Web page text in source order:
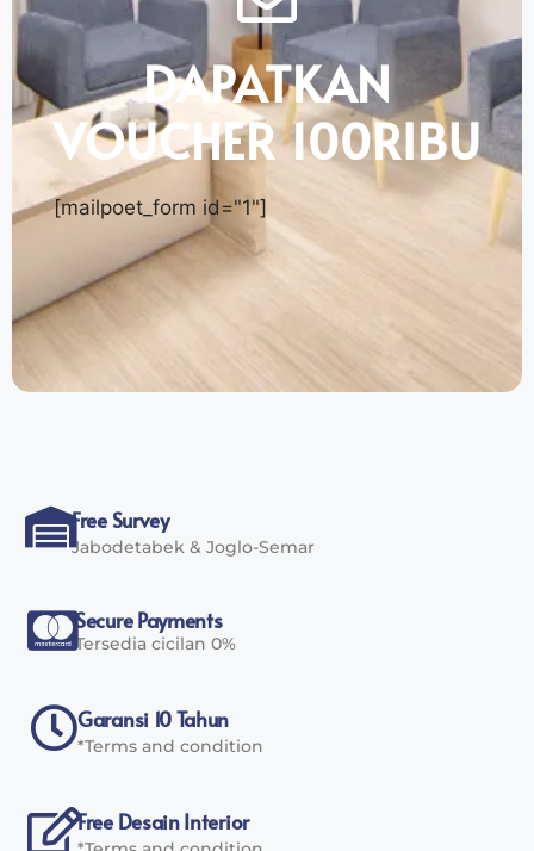
DAPATKAN
VOUCHER 100RIBU
[mailpoet_form id="1"]
Free Survey
Jabodetabek & Joglo-Semar
Secure Payments
Tersedia cicilan 0%
Garansi 10 Tahun
*Terms and condition
Free Desain Interior